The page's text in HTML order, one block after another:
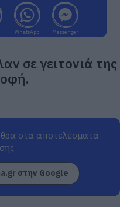
WhatsApp Messenger
σε γειτονιά της
στα αποτελέσματα
στην Google